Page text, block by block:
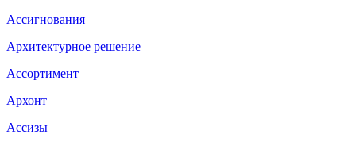
Ассигнования
Архитектурное решение
Ассортимент
Архонт
Ассизы